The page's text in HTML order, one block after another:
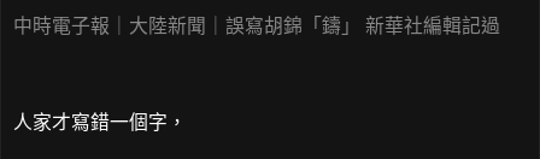
中時電子報｜大陸新聞｜誤寫胡錦「鑄」 新華社編輯記過
人家才寫錯一個字，